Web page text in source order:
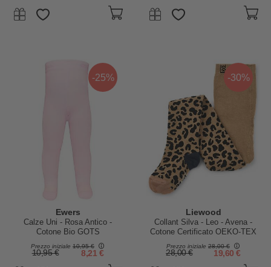
-25%
Ewers
Calze Uni - Rosa Antico -
Cotone Bio GOTS
Prezzo iniziale 10,95 €
10,95 € 8,21 €
-30%
Liewood
Collant Silva - Leo - Avena -
Cotone Certificato OEKO-TEX
Prezzo iniziale 28,00 €
28,00 € 19,60 €